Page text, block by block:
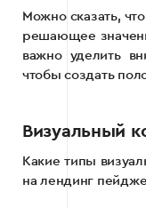
Можно сказать,
решающее
важно уделить
чтобы создать
Визуальный
Какие типы
на лендинг